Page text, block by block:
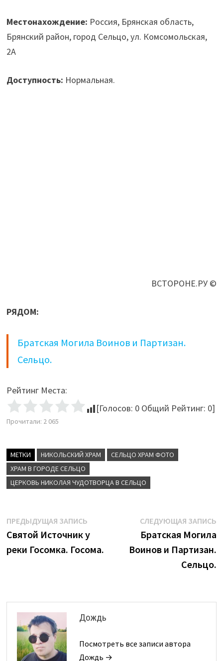
Местонахождение: Россия, Брянская область,
Брянский район, город Сельцо, ул. Комсомольская,
2А
Доступность: Нормальная.
ВСТОРОНЕ.РУ ©
РЯДОМ:
Братская Могила Воинов и Партизан.
Сельцо.
Рейтинг Места:
[Голосов: 0Общий Рейтинг: 0]
Прочитали: 2 065
МЕТКИ НИКОЛЬСКИЙ ХРАМ
СЕЛЬЦО ХРАМ ФОТО
ХРАМ В ГОРОДЕ СЕЛЬЦО
ЦЕРКОВЬ НИКОЛАЯ ЧУДОТВОРЦА В СЕЛЬЦО
Навигация
по
записям
ПРЕДЫДУЩАЯ ЗАПИСЬПредыдущая
запись:
Святой Источник у
реки Госомка. Госома.
СЛЕДУЮЩАЯ ЗАПИСЬ
Братская Могила
Воинов и Партизан.
Сельцо.
Дождь
Посмотреть все записи автора
Дождь →